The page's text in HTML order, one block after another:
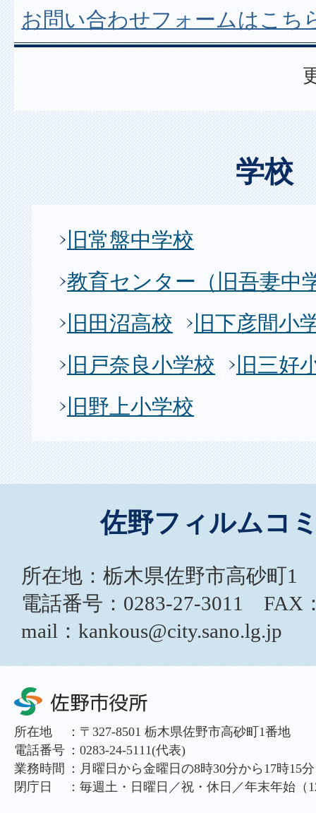
お問い合わせフォームはこち
学校
旧常盤中学校
教育センター（旧吾妻中
旧田沼高校
旧下彦間小
旧戸奈良小学校
旧三好
旧野上小学校
佐野フィルムコ
所在地：栃木県佐野市高砂町
電話番号：0283-27-3011 FAX
mail：kankous@city.sano.lg.jp
所在地 ： 〒327-8501 栃木県佐野市高砂町1番地
電話番号 ： 0283-24-5111(代表)
業務時間
： 月曜日から金曜日の8時30分から17時15分
閉庁日
： 毎週土・日曜日／祝・休日／年末年始（